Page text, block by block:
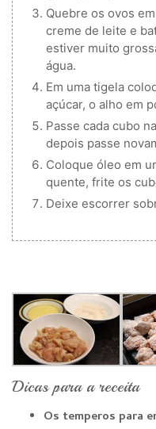
Quebre os ovos
creme de leite e
estiver muito
água.
Em uma tigela
açúcar, o alho em
Passe cada cubo
depois passe
Coloque óleo em
quente, frite os
Deixe escorrer
Dicas para a receita
Os temperos para